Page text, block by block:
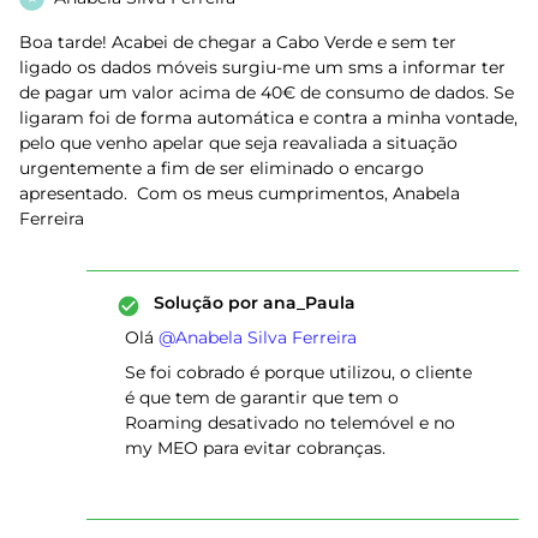
Boa tarde! Acabei de chegar a Cabo Verde e sem ter
ligado os dados móveis surgiu-me um sms a informar ter
de pagar um valor acima de 40€ de consumo de dados. Se
ligaram foi de forma automática e contra a minha vontade,
pelo que venho apelar que seja reavaliada a situação
urgentemente a fim de ser eliminado o encargo
apresentado. Com os meus cumprimentos, Anabela
Ferreira
Solução por ana_Paula
Olá ​ @Anabela Silva Ferreira
Se foi cobrado é porque utilizou, o cliente
é que tem de garantir que tem o
Roaming desativado no telemóvel e no
my MEO para evitar cobranças.